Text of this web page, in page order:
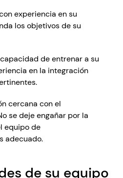
experiencia en su
los objetivos de su
de entrenar a su
en la integración
cercana con el
se deje engañar por la
equipo de
adecuado.
de su equipo